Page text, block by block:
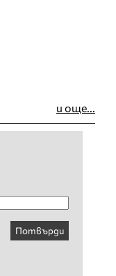
и още...
Потвърди